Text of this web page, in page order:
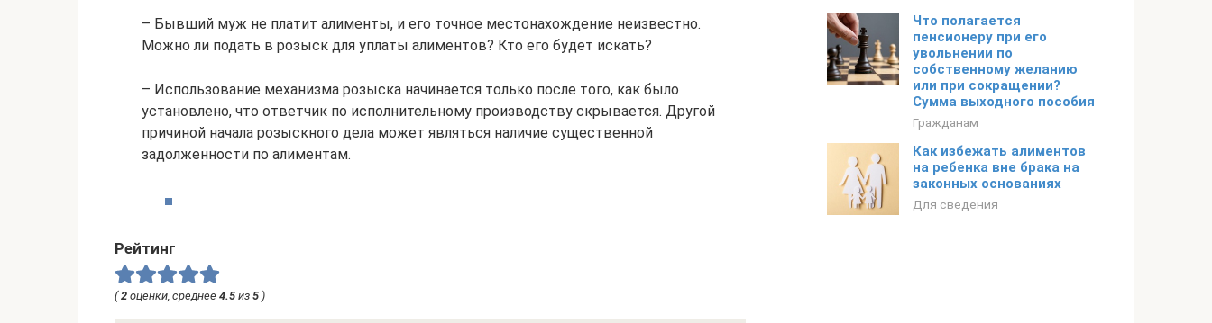
– Бывший муж не платит алименты, и его точное местонахождение неизвестно.
Можно ли подать в розыск для уплаты алиментов? Кто его будет искать?
– Использование механизма розыска начинается только после того, как было
установлено, что ответчик по исполнительному производству скрывается. Другой
причиной начала розыскного дела может являться наличие существенной
задолженности по алиментам.
Рейтинг
(2 оценки, среднее 4.5 из 5 )
Что полагается
пенсионеру при его
увольнении по
собственному желанию
или при сокращении?
Сумма выходного пособия
Гражданам
Как избежать алиментов
на ребенка вне брака на
законных основаниях
Для сведения